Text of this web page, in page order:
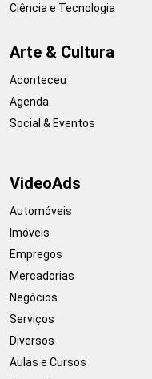
Ciência e Tecnologia
Arte & Cultura
Aconteceu
Agenda
Social & Eventos
VideoAds
Automóveis
Imóveis
Empregos
Mercadorias
Negócios
Serviços
Diversos
Aulas e Cursos